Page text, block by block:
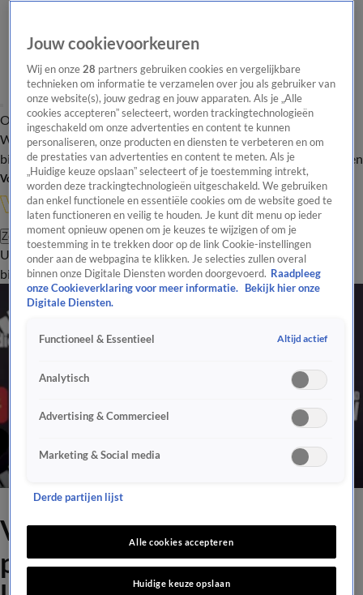
Overzicht Onze programma's Uitzendingen Onze gezichten
In de
WandelgangenInterviewsUitzending
bijwonenPodcastShopVeelgestelde vragenKijkersvraag insturen
Volg Vandaag Inside
Zoeken
UitzendingenVandaag InsideDe OranjezomerShopUitzending
bijwonen
Video: Ten Hag op
persconferentie: 'You're
Jouw cookievoorkeuren
Wij en onze28 partners gebruiken cookies en vergelijkbare
technieken om informatie te verzamelen over jou als gebruiker van
onze website(s), jouw gedrag en jouw apparaten. Als je „Alle
cookies accepteren” selecteert, worden trackingtechnologieën
ingeschakeld om onze advertenties en content te kunnen
personaliseren, onze producten en diensten te verbeteren en om
de prestaties van advertenties en content te meten. Als je
„Huidige keuze opslaan” selecteert of je toestemming intrekt,
worden deze trackingtechnologieën uitgeschakeld. We gebruiken
dan enkel functionele en essentiële cookies om de website goed te
laten functioneren en veilig te houden. Je kunt dit menu op ieder
moment opnieuw openen om je keuzes te wijzigen of om je
toestemming in te trekken door op de link Cookie-instellingen
onder aan de webpagina te klikken. Je selecties zullen overal
binnen onze Digitale Diensten worden doorgevoerd. Raadpleeg
onze Cookieverklaring voor meer informatie.
Bekijk hier onze
Digitale Diensten.
Functioneel & Essentieel Altijd actief
Analytisch
Advertising & Commercieel
Marketing & Social media
Derde partijen lijst
Alle cookies accepteren
Huidige keuze opslaan